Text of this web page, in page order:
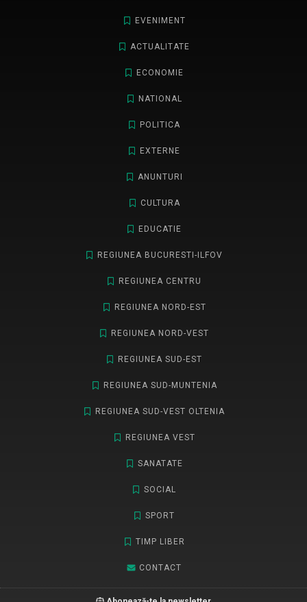
EVENIMENT
ACTUALITATE
ECONOMIE
NATIONAL
POLITICA
EXTERNE
ANUNTURI
CULTURA
EDUCATIE
REGIUNEA BUCURESTI-ILFOV
REGIUNEA CENTRU
REGIUNEA NORD-EST
REGIUNEA NORD-VEST
REGIUNEA SUD-EST
REGIUNEA SUD-MUNTENIA
REGIUNEA SUD-VEST OLTENIA
REGIUNEA VEST
SANATATE
SOCIAL
SPORT
TIMP LIBER
CONTACT